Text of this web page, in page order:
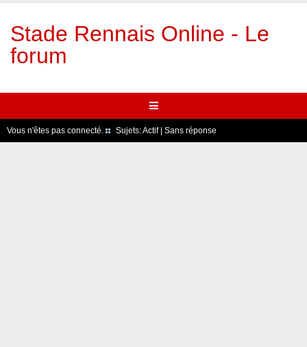
Stade Rennais Online - Le
forum
Vous n'êtes pas connecté. Sujets:Actif| Sans réponse